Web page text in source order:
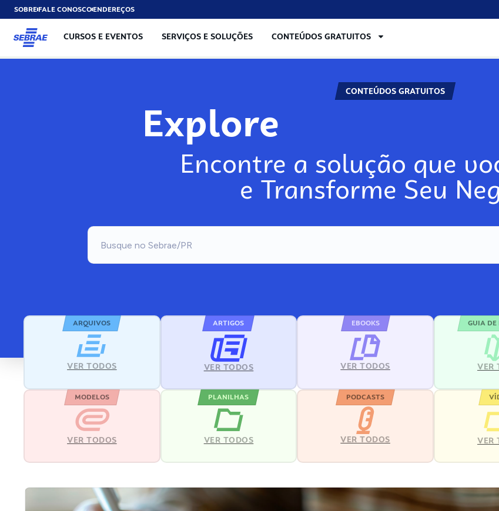
SOBREFALE CONOSCOENDEREÇOS
CURSOS E EVENTOS SERVIÇOS E SOLUÇÕES CONTEÚDOS GRATUITOS
CONTEÚDOS GRATUITOS
Explore
Encontre a solução que
e Transforme Seu
ARQUIVOS
VER TODOS
ARTIGOS
VER TODOS
EBOOKS
VER TODOS
GUIA
VER
MODELOS
VER TODOS
PLANILHAS
VER TODOS
PODCASTS
VER TODOS VER